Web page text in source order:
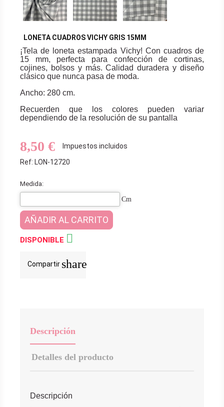
LONETA CUADROS VICHY GRIS 15MM
¡Tela de loneta estampada Vichy! Con cuadros de
15 mm, perfecta para confección de cortinas,
cojines, bolsos y más. Calidad duradera y diseño
clásico que nunca pasa de moda.
Ancho: 280 cm.
Recuerden que los colores pueden variar
dependiendo de la resolución de su pantalla
8,50 €
Impuestos incluidos
Ref: LON-12720
Medida:
Cm
AÑADIR AL CARRITO
DISPONIBLE 
Compartir share
Descripción
Detalles del producto
Descripción